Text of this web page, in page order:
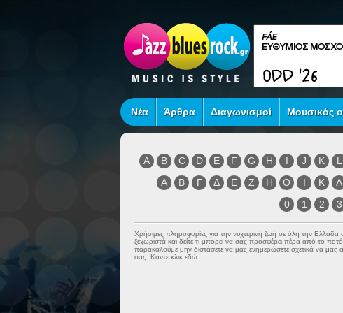
Νέα Άρθρα Διαγωνισμοί Μουσικός
A B C D E F G H I J K L
Α
Β Γ Δ Ε Ζ Η Θ Ι Κ Λ
0
1 2 3
Χρήσιμες πληροφορίες για την νυχτερινή ζωή σε όλη την Ελλάδα
ξεχωριστά και δείτε τι μπορεί να σας προσφέρει πέρα από το
παρακαλούμε μην διστάσετε να μας ενημερώσετε σχετικά να μας
σας. Κάντε κλικ εδώ.